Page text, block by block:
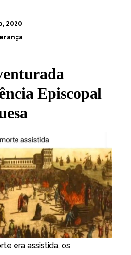
2020
Episcopal
era assistida, os